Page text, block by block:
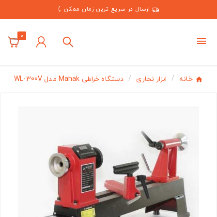
ارسال در سریع ترین زمان ممکن :)
0
خانه ابزار نجاری دستگاه خراطی Mahak مدل WL-300V